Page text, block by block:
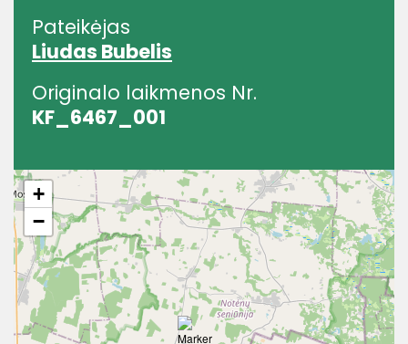
Pateikėjas
Liudas Bubelis
Originalo laikmenos Nr.
KF_6467_001
+
−